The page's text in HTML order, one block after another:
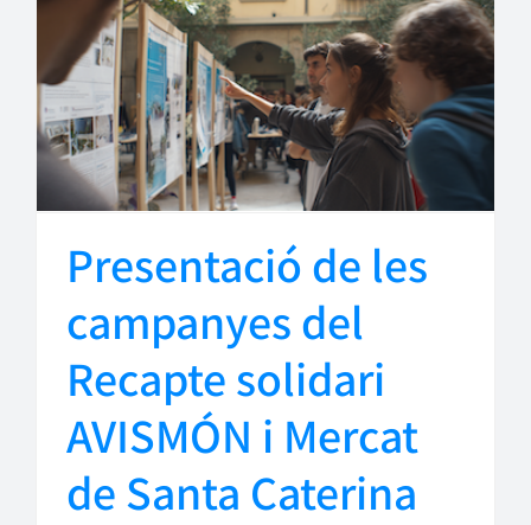
Presentació de les
campanyes del
Recapte solidari
AVISMÓN i Mercat
de Santa Caterina